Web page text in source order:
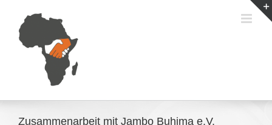
springen
Zusammenarbeit mit Jambo Buhima e.V.